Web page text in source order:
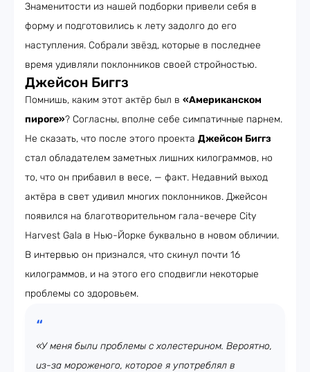
Знаменитости из нашей подборки привели себя в
форму и подготовились к лету задолго до его
наступления. Собрали звёзд, которые в последнее
время удивляли поклонников своей стройностью.
Джейсон Биггз
Помнишь, каким этот актёр был в «Американском
пироге»? Согласны, вполне себе симпатичные парнем.
Не сказать, что после этого проекта Джейсон Биггз
стал обладателем заметных лишних килограммов, но
то, что он прибавил в весе, — факт. Недавний выход
актёра в свет удивил многих поклонников. Джейсон
появился на благотворительном гала-вечере City
Harvest Gala в Нью-Йорке буквально в новом обличии.
В интервью он признался, что скинул почти 16
килограммов, и на этого его сподвигли некоторые
проблемы со здоровьем.
«У меня были проблемы с холестерином. Вероятно,
из-за мороженого, которое я употреблял в